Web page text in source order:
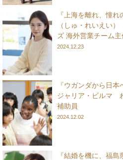
『上海を離れ、憧
（しゅ・れいえい
ズ 海外営業チーム主
2024.12.23
『ウガンダから日
ジャリア・ビルマ
補助員
2024.12.02
『結婚を機に、福